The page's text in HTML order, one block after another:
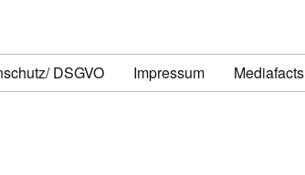
Mediafacts
Impressum
DSGVO